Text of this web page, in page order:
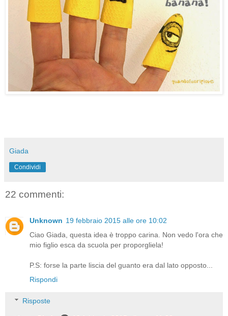
Giada
Condividi
22 commenti:
Unknown 19 febbraio 2015 alle ore 10:02
Ciao Giada, questa idea è troppo carina. Non vedo l'ora che
mio figlio esca da scuola per proporgliela!
P.S: forse la parte liscia del guanto era dal lato opposto...
Rispondi
Risposte